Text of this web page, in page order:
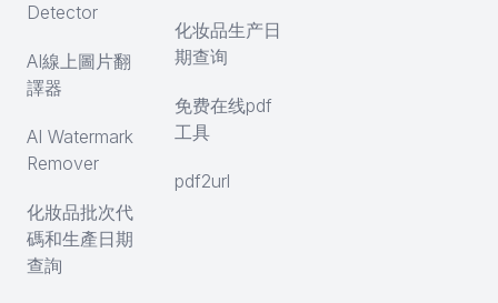
Detector
AI線上圖片翻
譯器
AI Watermark
Remover
化妝品批次代
碼和生產日期
查詢
化妆品生产日
期查询
免费在线pdf
工具
pdf2url